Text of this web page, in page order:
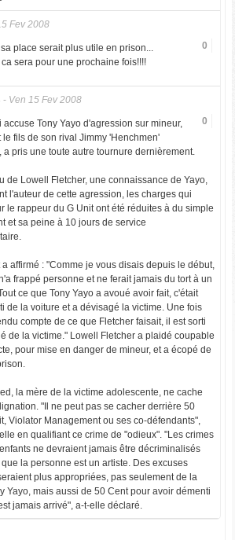
Fev 2008
0
place serait plus utile en prison...
ca sera pour une prochaine fois!!!!
- Ven 15 Fev 2008
0
accuse Tony Yayo d'agression sur mineur,
le fils de son rival Jimmy 'Henchmen'
a pris une toute autre tournure dernièrement.
de Lowell Fletcher, une connaissance de Yayo,
l'auteur de cette agression, les charges qui
le rappeur du G Unit ont été réduites à du simple
et sa peine à 10 jours de service
affirmé : "Comme je vous disais depuis le début,
frappé personne et ne ferait jamais du tort à un
ce que Tony Yayo a avoué avoir fait, c'était
de la voiture et a dévisagé la victime. Une fois
compte de ce que Fletcher faisait, il est sorti
de la victime." Lowell Fletcher a plaidé coupable
pour mise en danger de mineur, et a écopé de
la mère de la victime adolescente, ne cache
"Il ne peut pas se cacher derrière 50
Violator Management ou ses co-défendants",
en qualifiant ce crime de "odieux". "Les crimes
ne devraient jamais être décriminalisés
la personne est un artiste. Des excuses
plus appropriées, pas seulement de la
Yayo, mais aussi de 50 Cent pour avoir démenti
jamais arrivé", a-t-elle déclaré.